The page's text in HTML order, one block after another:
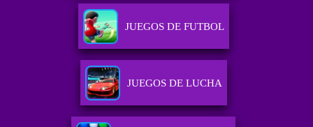
JUEGOS DE FUTBOL
JUEGOS DE LUCHA